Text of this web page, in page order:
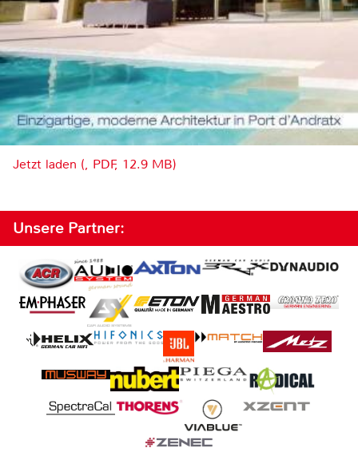
Jetzt laden (, PDF, 12.9 MB)
Unsere Partner: